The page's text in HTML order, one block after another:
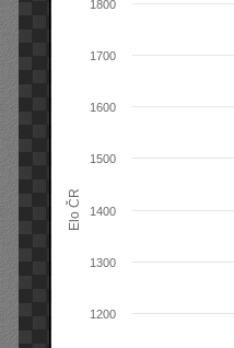
Elo ČR
1200
1300
1400
1500
1600
1700
1800